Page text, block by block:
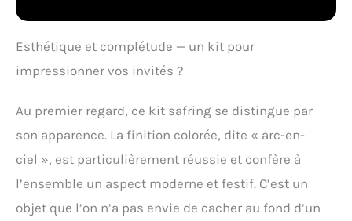
tout-en-un : notre
ensemble de 12 pièces
comprend un shaker
professionnel de 680,4 g
pilon, une cuillère de bar,
une passoire, un doseur
de 2, un tire-bouchon, 2
bouchons de bouteille,
livret de recettes de
cocktail et un support en
Esthétique et complétude — un kit pour
impressionner vos invités ?
Au premier regard, ce kit safring se distingue par
son apparence. La finition colorée, dite « arc-en-
ciel », est particulièrement réussie et confère à
l’ensemble un aspect moderne et festif. C’est un
objet que l’on n’a pas envie de cacher au fond d’un